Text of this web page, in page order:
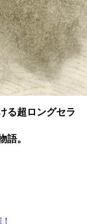
る超ロングセラ
語。